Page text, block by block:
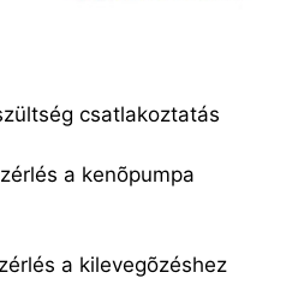
csatlakoztatás
a kenõpumpa
a kilevegõzéshez